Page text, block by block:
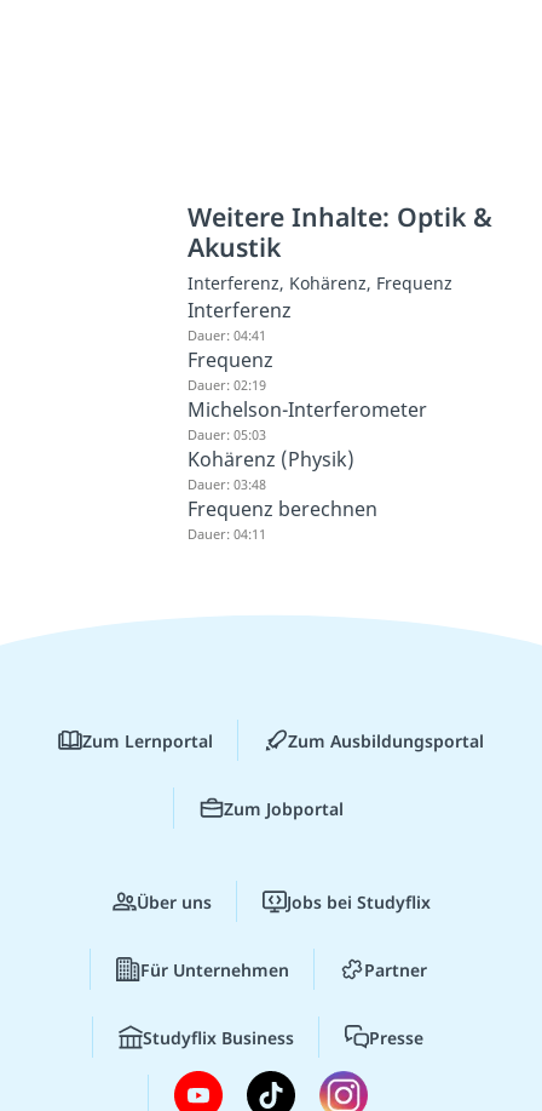
Weitere Inhalte: Optik &
Akustik
Interferenz, Kohärenz, Frequenz
Interferenz
Dauer: 04:41
Frequenz
Dauer: 02:19
Michelson-Interferometer
Dauer: 05:03
Kohärenz (Physik)
Dauer: 03:48
Frequenz berechnen
Dauer: 04:11
Zum Lernportal Zum Ausbildungsportal
Zum Jobportal
Über uns Jobs bei Studyflix
Für Unternehmen Partner
Studyflix Business Presse